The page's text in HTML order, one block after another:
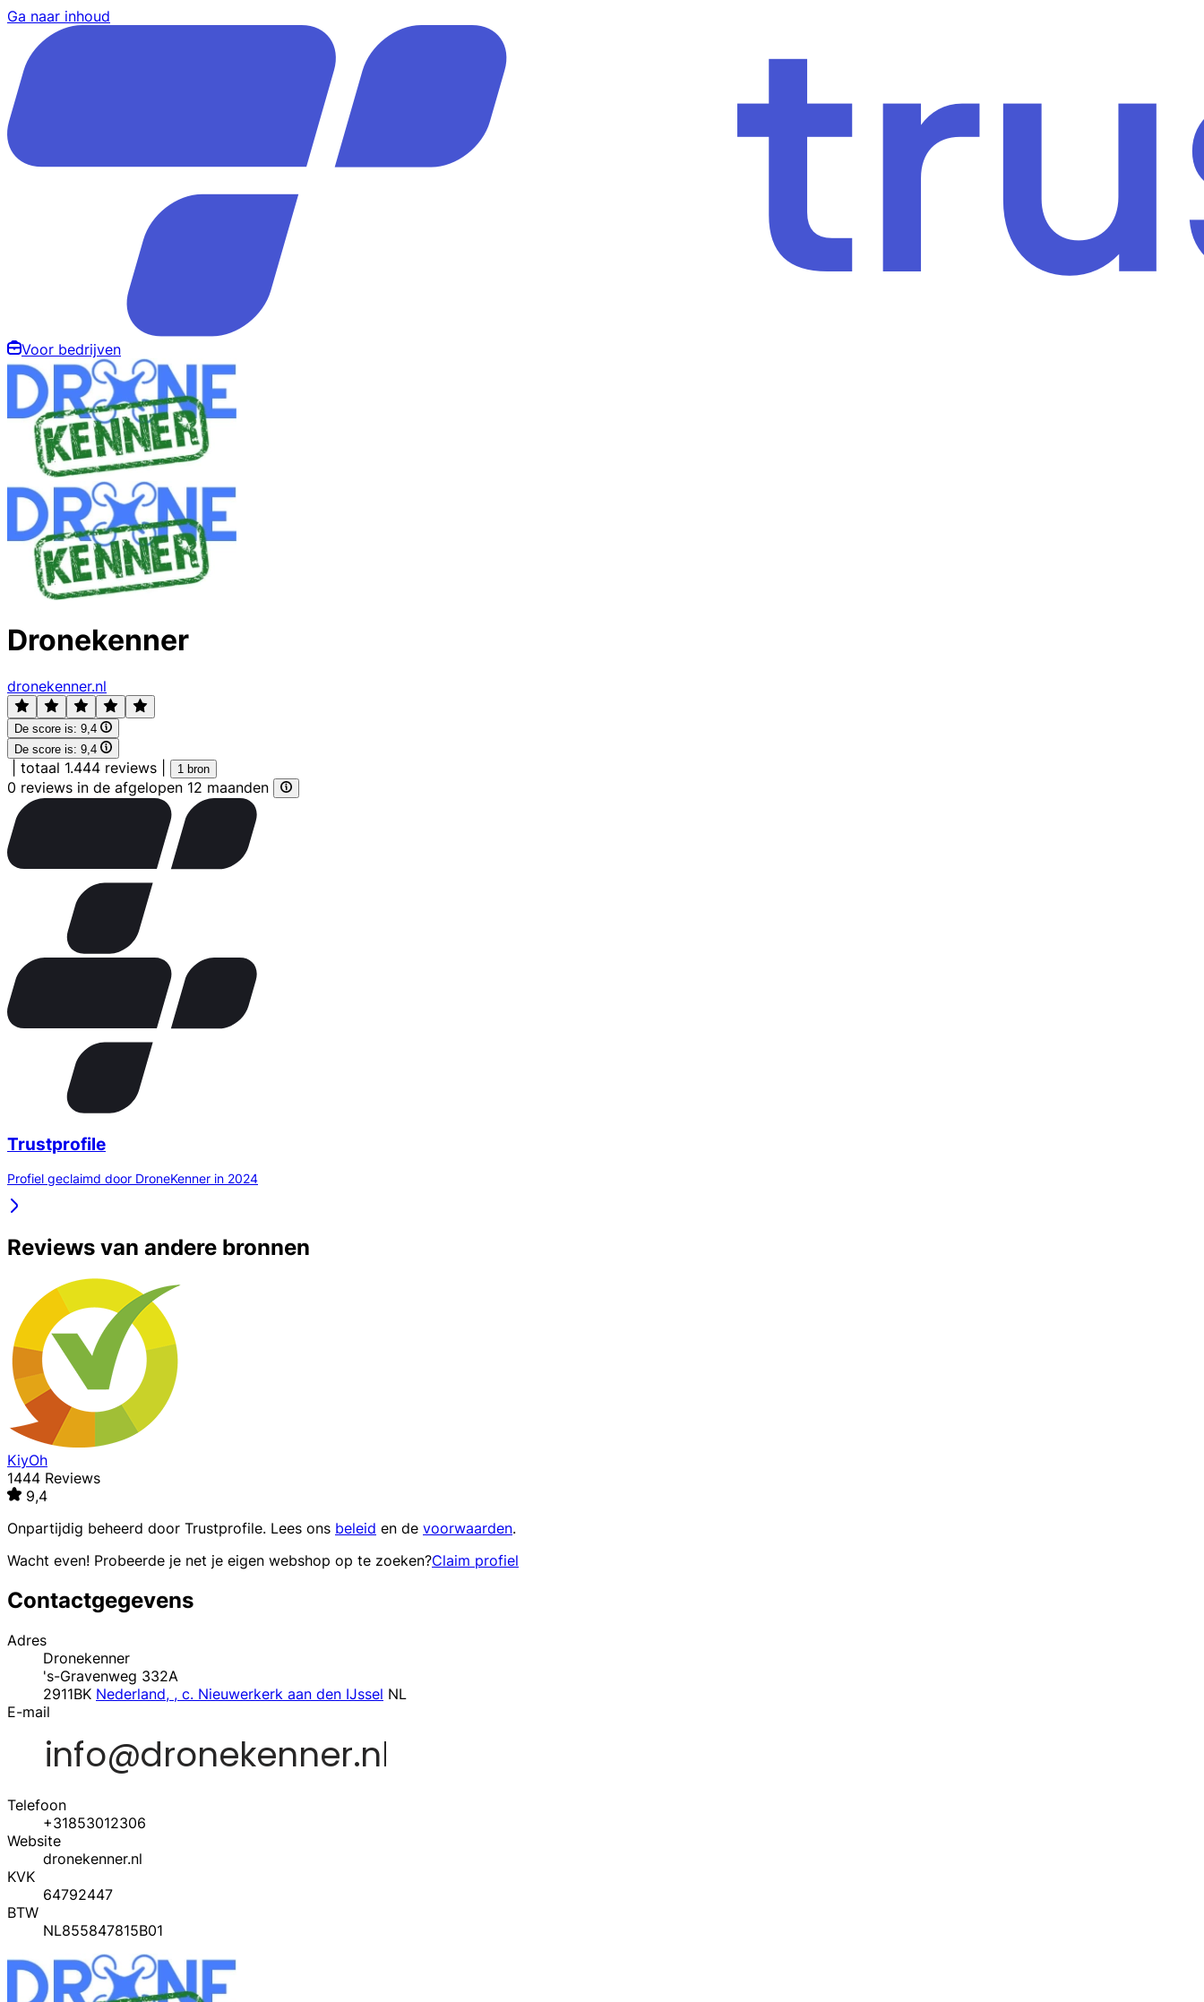
Ga naar inhoud
Voor bedrijven
Dronekenner
dronekenner.nl
De score is: 9,4
De score is: 9,4
totaal 1.444 reviews 1 bron
0 reviews in de afgelopen 12 maanden
Trustprofile
Profiel geclaimd door DroneKenner in 2024
Reviews van andere bronnen
KiyOh
1444 Reviews
9,4
Onpartijdig beheerd door Trustprofile. Lees ons beleid en de voorwaarden.
Wacht even! Probeerde je net je eigen webshop op te zoeken?Claim profiel
Contactgegevens
Adres
Dronekenner
's-Gravenweg 332A
2911BK Nederland, , c. Nieuwerkerk aan den IJssel NL
E-mail
Telefoon
+31853012306
Website
dronekenner.nl
KVK
64792447
BTW
NL855847815B01